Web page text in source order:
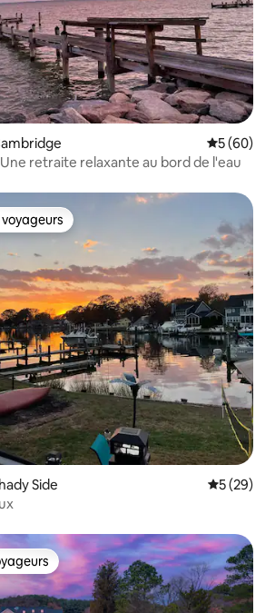
5 (60)
Une retraite relaxante au bord de l'eau
les plus appréciés
Side
5 (29)